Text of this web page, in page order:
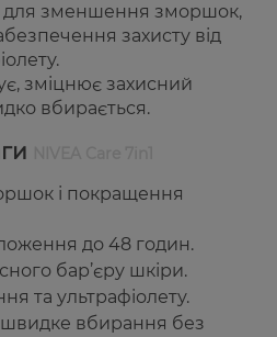
зменшення зморшок,
захисту від
зміцнює захисний
вбирається.
і покращення
до 48 годин.
бар’єру шкіри.
та ультрафіолету.
швидке вбирання без